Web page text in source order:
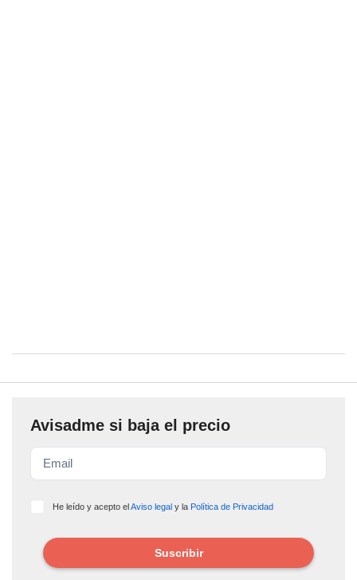
Avisadme si baja el precio
He leído y acepto elAviso legal y la Política de Privacidad
Suscribir